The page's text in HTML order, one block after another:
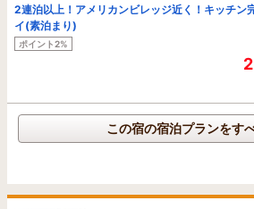
2連泊以上！アメリカンビレッジ近く！キッチン
イ(素泊まり)
ポイント2%
この宿の宿泊プランをす